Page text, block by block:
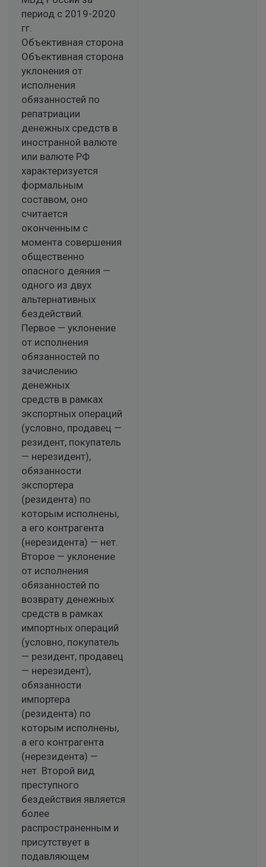
период с 2019-2020
гг.
Объективная сторона
Объективная сторона
уклонения от
исполнения
обязанностей по
репатриации
денежных средств в
иностранной валюте
или валюте РФ
характеризуется
формальным
составом, оно
считается
оконченным с
момента совершения
общественно
опасного деяния —
одного из двух
альтернативных
бездействий.
Первое — уклонение
от исполнения
обязанностей по
зачислению
денежных
средств в рамках
экспортных операций
(условно, продавец —
резидент, покупатель
— нерезидент),
обязанности
экспортера
(резидента) по
которым исполнены,
а его контрагента
(нерезидента) — нет.
Второе — уклонение
от исполнения
обязанностей по
возврату денежных
средств в рамках
импортных операций
(условно, покупатель
— резидент, продавец
— нерезидент),
обязанности
импортера
(резидента) по
которым исполнены,
а его контрагента
(нерезидента) —
нет. Второй вид
преступного
бездействия является
более
распространенным и
присутствует в
подавляющем